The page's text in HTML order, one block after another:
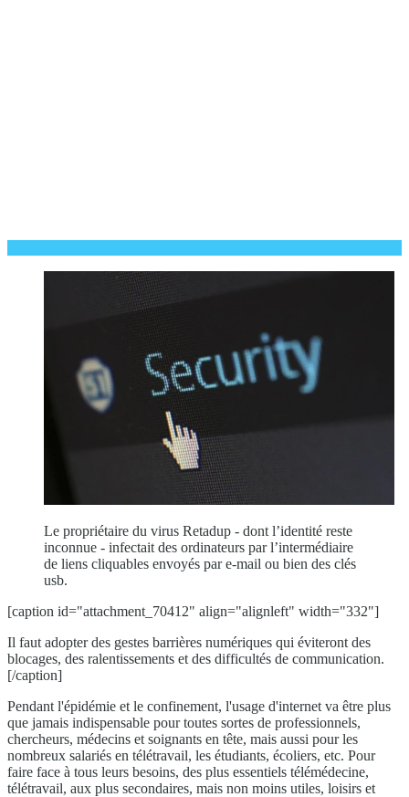
Le propriétaire du virus Retadup - dont l’identité reste
inconnue - infectait des ordinateurs par l’intermédiaire
de liens cliquables envoyés par e-mail ou bien des clés
usb.
[caption id="attachment_70412" align="alignleft" width="332"]
Il faut adopter des gestes barrières numériques qui éviteront des
blocages, des ralentissements et des difficultés de communication.
[/caption]
Pendant l'épidémie et le confinement, l'usage d'internet va être plus
que jamais indispensable pour toutes sortes de professionnels,
chercheurs, médecins et soignants en tête, mais aussi pour les
nombreux salariés en télétravail, les étudiants, écoliers, etc. Pour
faire face à tous leurs besoins, des plus essentiels télémédecine,
télétravail, aux plus secondaires, mais non moins utiles, loisirs et